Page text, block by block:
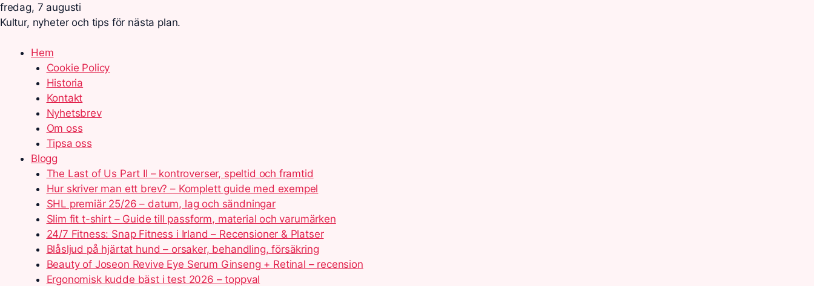
fredag, 7 augusti
Kultur, nyheter och tips för nästa plan.
Hem
Cookie Policy
Historia
Kontakt
Nyhetsbrev
Om oss
Tipsa oss
Blogg
The Last of Us Part II – kontroverser, speltid och framtid
Hur skriver man ett brev? – Komplett guide med exempel
SHL premiär 25/26 – datum, lag och sändningar
Slim fit t-shirt – Guide till passform, material och varumärken
24/7 Fitness: Snap Fitness i Irland – Recensioner & Platser
Blåsljud på hjärtat hund – orsaker, behandling, försäkring
Beauty of Joseon Revive Eye Serum Ginseng + Retinal – recension
Ergonomisk kudde bäst i test 2026 – toppval